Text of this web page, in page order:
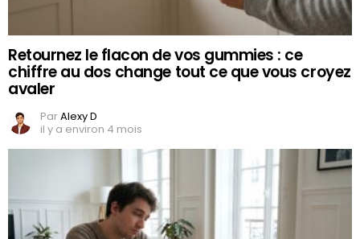
Retournez le flacon de vos gummies : ce
chiffre au dos change tout ce que vous croyez
avaler
ParAlexy D
il y a environ 4 mois